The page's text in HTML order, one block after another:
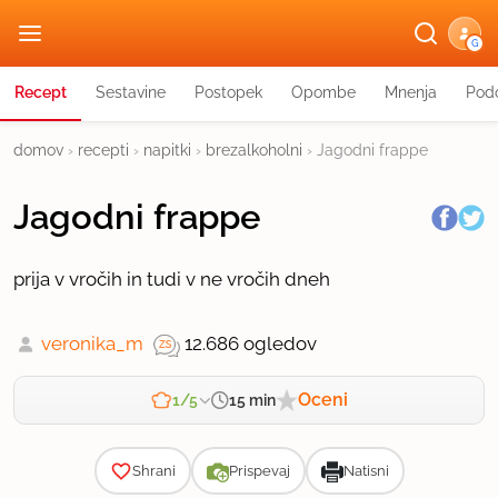
G
Recept Sestavine Postopek Opombe Mnenja
domov › recepti › napitki › brezalkoholni › Jagodni frappe
Jagodni frappe
prija v vročih in tudi v ne vročih dneh
veronika_m 12.686 ogledov
1/5 15 min Oceni
Shrani Prispevaj Natisni